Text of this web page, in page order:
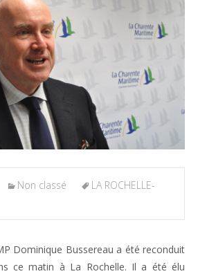
Non classé
LA ROCHELLE-
Dominique Bussereau a été reconduit
ce matin à La Rochelle. Il a été élu